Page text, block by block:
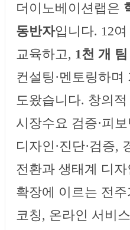
더이노베이션랩은
동반자입니다. 12
교육하고, 1천 개
컨설팅·멘토링하며
도왔습니다. 창의
시장수요 검증·피
디자인·진단·검증,
전환과 생태계 디자
확장에 이르는 전
코칭, 온라인 서비